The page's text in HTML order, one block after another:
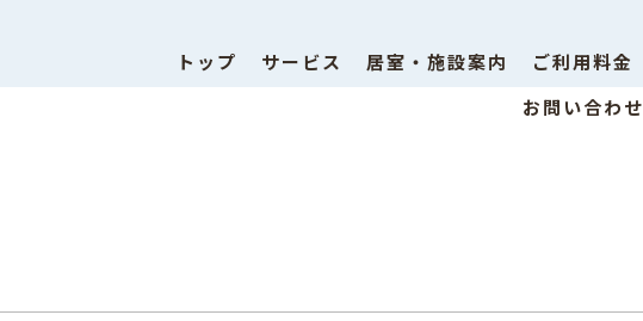
トップ サービス 居室・施設案内 ご利用料金
お問い合わせ